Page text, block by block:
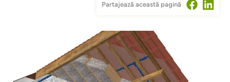
Partajează această pagină